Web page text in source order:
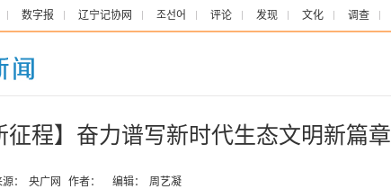
数字报 辽宁记协网 조선어 评论 发现 文化 调查
征程】奋力谱写新时代生态文明新篇章
： 央广网 作者： 编辑： 周艺凝